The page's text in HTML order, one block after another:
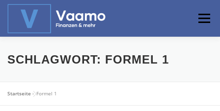
Zum
Menü
ABOUT ONLINE-RECHNER BASISWISSEN
PROFIWISSEN
SCHLAGWORT: FORMEL 1
Startseite »Formel 1